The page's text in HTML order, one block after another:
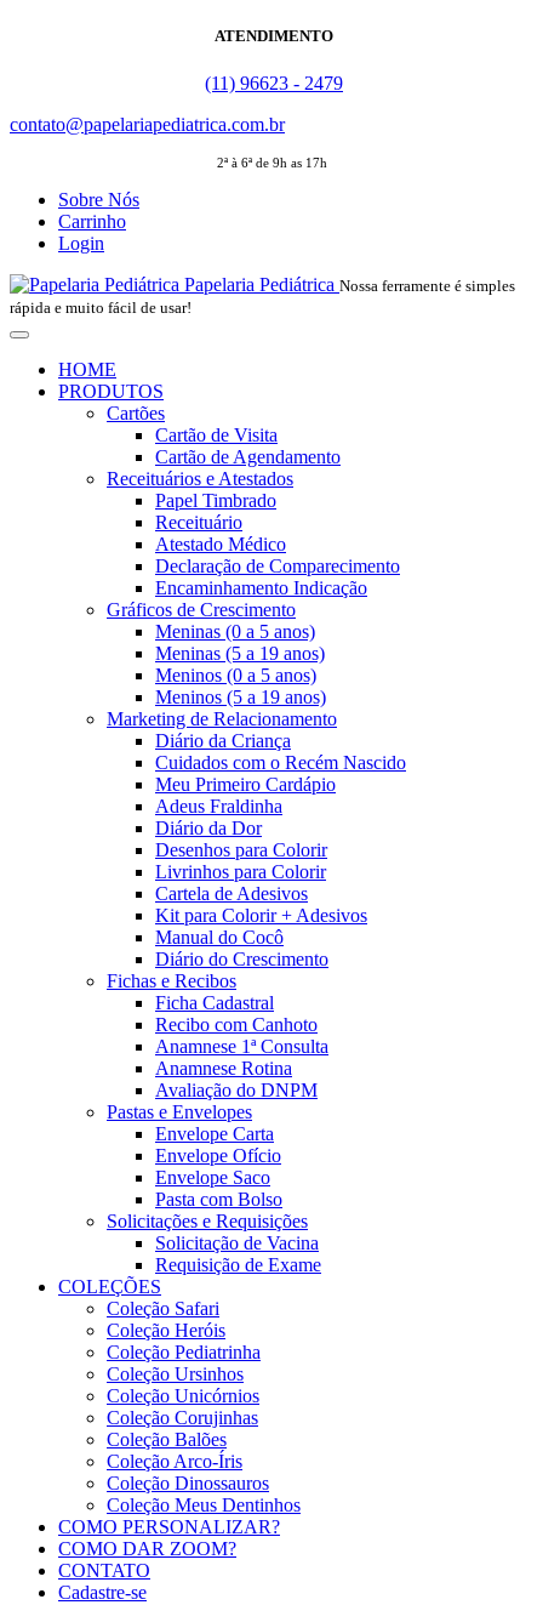
ATENDIMENTO
(11) 96623 - 2479
contato@papelariapediatrica.com.br
2ª à 6ª de 9h as 17h
Sobre Nós
Carrinho
Login
Papelaria Pediátrica Nossa ferramente é simples
rápida e muito fácil de usar!
HOME
PRODUTOS
Cartões
Cartão de Visita
Cartão de Agendamento
Receituários e Atestados
Papel Timbrado
Receituário
Atestado Médico
Declaração de Comparecimento
Encaminhamento Indicação
Gráficos de Crescimento
Meninas (0 a 5 anos)
Meninas (5 a 19 anos)
Meninos (0 a 5 anos)
Meninos (5 a 19 anos)
Marketing de Relacionamento
Diário da Criança
Cuidados com o Recém Nascido
Meu Primeiro Cardápio
Adeus Fraldinha
Diário da Dor
Desenhos para Colorir
Livrinhos para Colorir
Cartela de Adesivos
Kit para Colorir + Adesivos
Manual do Cocô
Diário do Crescimento
Fichas e Recibos
Ficha Cadastral
Recibo com Canhoto
Anamnese 1ª Consulta
Anamnese Rotina
Avaliação do DNPM
Pastas e Envelopes
Envelope Carta
Envelope Ofício
Envelope Saco
Pasta com Bolso
Solicitações e Requisições
Solicitação de Vacina
Requisição de Exame
COLEÇÕES
Coleção Safari
Coleção Heróis
Coleção Pediatrinha
Coleção Ursinhos
Coleção Unicórnios
Coleção Corujinhas
Coleção Balões
Coleção Arco-Íris
Coleção Dinossauros
Coleção Meus Dentinhos
COMO PERSONALIZAR?
COMO DAR ZOOM?
CONTATO
Cadastre-se